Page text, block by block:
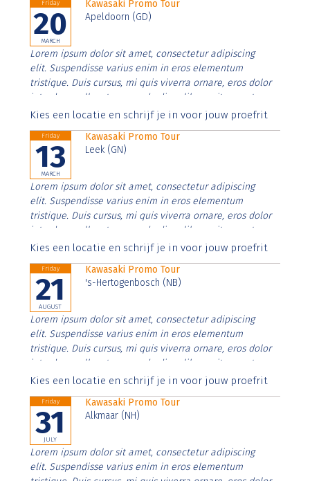
Friday
20
MARCH
Kawasaki Promo Tour
Apeldoorn (GD)
Lorem ipsum dolor sit amet, consectetur adipiscing
elit. Suspendisse varius enim in eros elementum
tristique. Duis cursus, mi quis viverra ornare, eros dolor
interdum nulla, ut commodo diam libero vitae erat.
Aenean faucibus nibh et justo cursus id rutrum lorem
Kies een locatie en schrijf je in voor jouw proefrit
Friday
13
MARCH
Kawasaki Promo Tour
Leek (GN)
Lorem ipsum dolor sit amet, consectetur adipiscing
elit. Suspendisse varius enim in eros elementum
tristique. Duis cursus, mi quis viverra ornare, eros dolor
interdum nulla, ut commodo diam libero vitae erat.
Aenean faucibus nibh et justo cursus id rutrum lorem
Kies een locatie en schrijf je in voor jouw proefrit
Friday
21
AUGUST
Kawasaki Promo Tour
's-Hertogenbosch (NB)
Lorem ipsum dolor sit amet, consectetur adipiscing
elit. Suspendisse varius enim in eros elementum
tristique. Duis cursus, mi quis viverra ornare, eros dolor
interdum nulla, ut commodo diam libero vitae erat.
Aenean faucibus nibh et justo cursus id rutrum lorem
Kies een locatie en schrijf je in voor jouw proefrit
Friday
31
JULY
Kawasaki Promo Tour
Alkmaar (NH)
Lorem ipsum dolor sit amet, consectetur adipiscing
elit. Suspendisse varius enim in eros elementum